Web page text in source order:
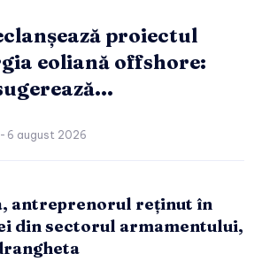
proiectul
eoliană offshore:
- 6 august 2026
antreprenorul reținut în
din sectorul armamentului,